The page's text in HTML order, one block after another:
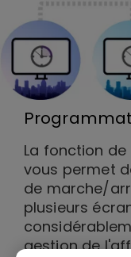
La fonction
vous permet
de marche/
plusieurs
gestion de